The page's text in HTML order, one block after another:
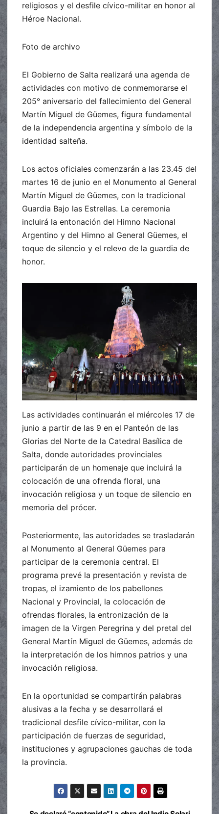
religiosos y el desfile cívico-militar en honor al
Héroe Nacional.
Foto de archivo
El Gobierno de Salta realizará una agenda de
actividades con motivo de conmemorarse el
205° aniversario del fallecimiento del General
Martín Miguel de Güemes, figura fundamental
de la independencia argentina y símbolo de la
identidad salteña.
Los actos oficiales comenzarán a las 23.45 del
martes 16 de junio en el Monumento al General
Martín Miguel de Güemes, con la tradicional
Guardia Bajo las Estrellas. La ceremonia
incluirá la entonación del Himno Nacional
Argentino y del Himno al General Güemes, el
toque de silencio y el relevo de la guardia de
honor.
Las actividades continuarán el miércoles 17 de
junio a partir de las 9 en el Panteón de las
Glorias del Norte de la Catedral Basílica de
Salta, donde autoridades provinciales
participarán de un homenaje que incluirá la
colocación de una ofrenda floral, una
invocación religiosa y un toque de silencio en
memoria del prócer.
Posteriormente, las autoridades se trasladarán
al Monumento al General Güemes para
participar de la ceremonia central. El
programa prevé la presentación y revista de
tropas, el izamiento de los pabellones
Nacional y Provincial, la colocación de
ofrendas florales, la entronización de la
imagen de la Virgen Peregrina y del pretal del
General Martín Miguel de Güemes, además de
la interpretación de los himnos patrios y una
invocación religiosa.
En la oportunidad se compartirán palabras
alusivas a la fecha y se desarrollará el
tradicional desfile cívico-militar, con la
participación de fuerzas de seguridad,
instituciones y agrupaciones gauchas de toda
la provincia.